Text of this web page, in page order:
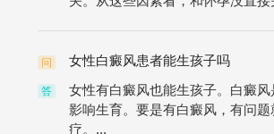
问 女性白癜风患者能生孩子吗
答
女性有白癜风也能生孩子。白癜
影响生育。要是有白癜风，有问
疗。...